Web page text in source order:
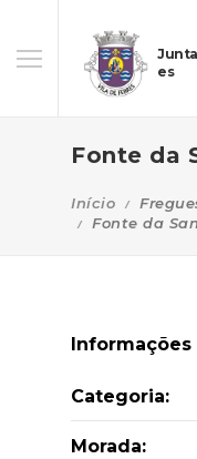
es
Fonte da
Início
Fonte da
Informações
Categoria:
Morada: